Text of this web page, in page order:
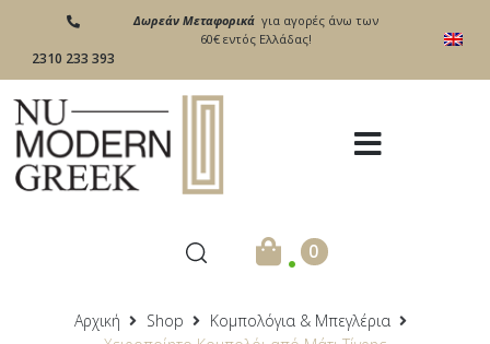
2310 233 393
Δωρεάν Μεταφορικά για αγορές άνω των
60€ εντός Ελλάδας!
. 0
Αρχική Shop
Κομπολόγια & Μπεγλέρια